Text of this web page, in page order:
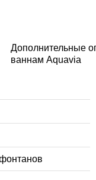
Дополнительные
ваннам Aquavia